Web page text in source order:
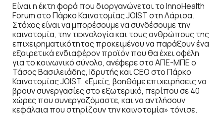
Είναι η έκτη φορά που διοργανώνεται το InnoHealth
Forum στο Πάρκο Καινοτομίας JOIST στη Λάρισα.
Στόχος είναι να μπορέσουμε να συνδέσουμε την
καινοτομία, την τεχνολογία και τους ανθρώπους της
επιχειρηματικότητας προκειμένου να παράξουν ένα
εξαιρετικά ενδιαφέρον προϊόν που θα έχει οφέλη
για το κοινωνικό σύνολο, ανέφερε στο ΑΠΕ-ΜΠΕ ο
Τάσος Βασιλειάδης, Ιδρυτής και CEO στο Πάρκο
Καινοτομίας JOIST. «Εμείς, βοηθάμε επιχειρήσεις να
βρουν συνεργασίες στο εξωτερικό, περίπου σε 40
χώρες που συνεργαζόμαστε, και να αντλήσουν
κεφάλαια που στηρίζουν την καινοτομία» τόνισε.